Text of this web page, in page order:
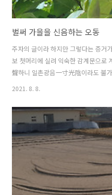
벌써 가을을 신음하는 오동
주자의 글이라 하지만 그렇다는 증거
보 첫머리에 실려 익숙한 감계문으
聲하니 일촌광음一寸光陰이라도 불
하필 섬돌계단에서 자라는 오동으로
비를 넘길 즈음 벌써 진뜩함이 잔뜩
그 잎은 실은 지는 줄도 모르게 퍼런
은 단풍이 없어 보통은 벌레가 들어
희한하게도 그런 오동이 남긴 목재는
가구재로 애용하기도 했으니 물론 순
년엔 벌써 목재라 가볍기는 하나 ..
2021. 8. 8.